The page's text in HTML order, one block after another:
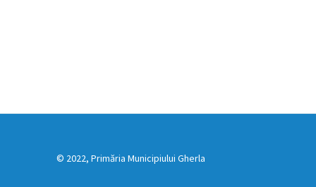
© 2022, Primăria Municipiului Gherla